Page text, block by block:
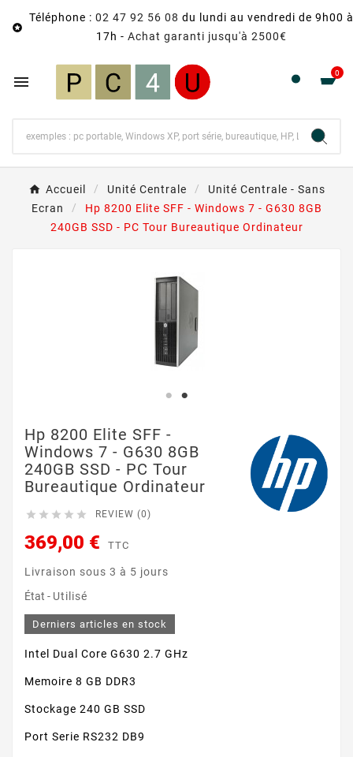

Téléphone : 02 47 92 56 08 du lundi au vendredi de 9h00 à
17h - Achat garanti jusqu'à 2500€
 0
Accueil Unité Centrale
Unité Centrale - Sans
Ecran
Hp 8200 Elite SFF - Windows 7 - G630 8GB
240GB SSD - PC Tour Bureautique Ordinateur
Hp 8200 Elite SFF -
Windows 7 - G630 8GB
240GB SSD - PC Tour
Bureautique Ordinateur
     REVIEW (0)
369,00 € TTC
Livraison sous 3 à 5 jours
État - Utilisé
Derniers articles en stock
Intel Dual Core G630 2.7 GHz
Memoire 8 GB DDR3
Stockage 240 GB SSD
Port Serie RS232 DB9